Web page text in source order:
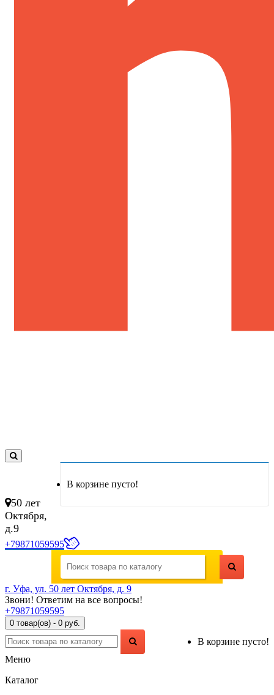
В корзине пусто!
50 лет
Октября,
д.9
+79871059595
г. Уфа, ул. 50 лет Октября, д. 9
Звони! Ответим на все вопросы!
+79871059595
0 товар(ов) - 0 руб.
В корзине пусто!
Меню
Каталог